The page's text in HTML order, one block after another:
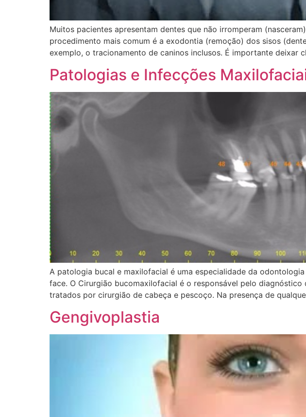
Muitos pacientes apresentam dentes que não irromperam
procedimento mais comum é a exodontia (remoção) dos sisos
exemplo, o tracionamento de caninos inclusos. É importante deixar
Patologias e Infecções
A patologia bucal e maxilofacial é uma especialidade da
face. O Cirurgião bucomaxilofacial é o responsável pelo
tratados por cirurgião de cabeça e pescoço. Na presença de
Gengivoplastia